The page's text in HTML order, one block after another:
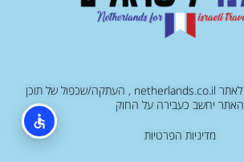
© כל הזכויות שמורות לאתר netherlands.co.il , העתקה/שכפול של תוכן
האתר יחשב כעבירה על החוק
מדיניות הפרטיות